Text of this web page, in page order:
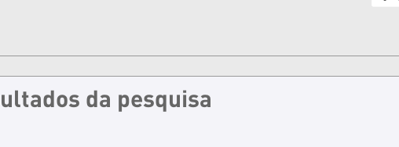
da pesquisa